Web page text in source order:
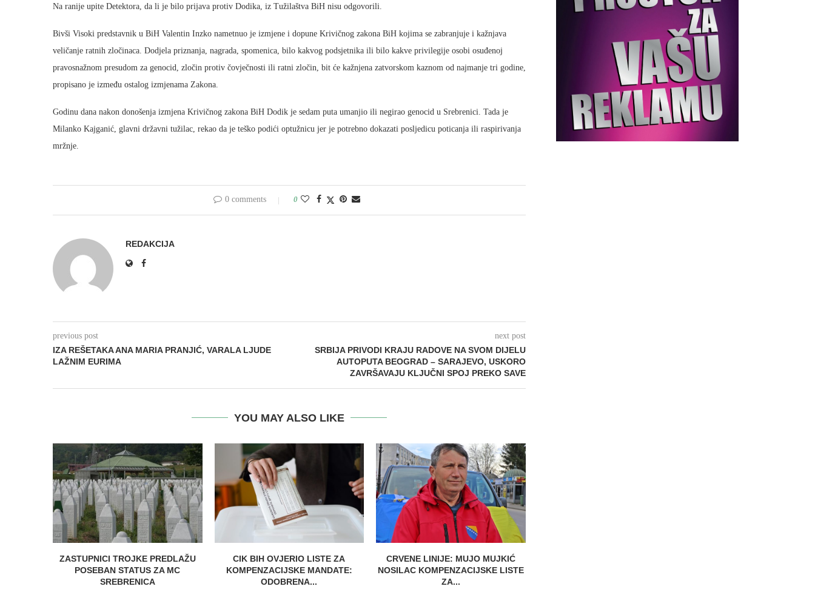
Na ranije upite Detektora, da li je bilo prijava protiv Dodika, iz Tužilaštva BiH nisu odgovorili.
Bivši Visoki predstavnik u BiH Valentin Inzko nametnuo je izmjene i dopune Krivičnog zakona BiH kojima se zabranjuje i kažnjava
veličanje ratnih zločinaca. Dodjela priznanja, nagrada, spomenica, bilo kakvog podsjetnika ili bilo kakve privilegije osobi osuđenoj
pravosnažnom presudom za genocid, zločin protiv čovječnosti ili ratni zločin, bit će kažnjena zatvorskom kaznom od najmanje tri godine,
propisano je između ostalog izmjenama Zakona.
Godinu dana nakon donošenja izmjena Krivičnog zakona BiH Dodik je sedam puta umanjio ili negirao genocid u Srebrenici. Tada je
Milanko Kajganić, glavni državni tužilac, rekao da je teško podići optužnicu jer je potrebno dokazati posljedicu poticanja ili raspirivanja
mržnje.
0 comments 0
REDAKCIJA
previous post
IZA REŠETAKA ANA MARIA PRANJIĆ, VARALA LJUDE
LAŽNIM EURIMA
next post
SRBIJA PRIVODI KRAJU RADOVE NA SVOM DIJELU
AUTOPUTA BEOGRAD – SARAJEVO, USKORO
ZAVRŠAVAJU KLJUČNI SPOJ PREKO SAVE
YOU MAY ALSO LIKE
ZASTUPNICI TROJKE PREDLAŽU
POSEBAN STATUS ZA MC
SREBRENICA
CIK BIH OVJERIO LISTE ZA
KOMPENZACIJSKE MANDATE:
ODOBRENA...
CRVENE LINIJE: MUJO MUJKIĆ
NOSILAC KOMPENZACIJSKE LISTE
ZA...